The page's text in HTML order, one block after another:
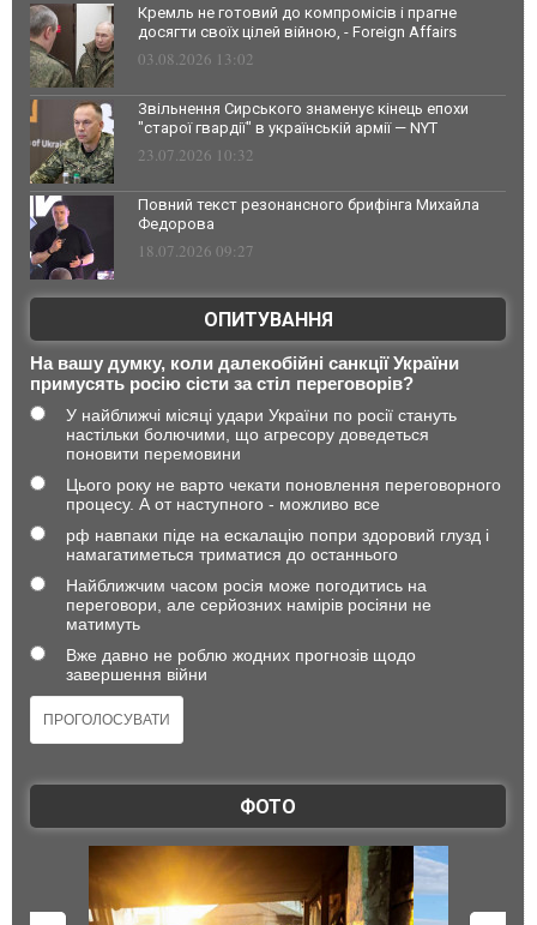
Кремль не готовий до компромісів і прагне
досягти своїх цілей війною, - Foreign Affairs
03.08.2026 13:02
Звільнення Сирського знаменує кінець епохи
"старої гвардії" в українській армії — NYT
23.07.2026 10:32
Повний текст резонансного брифінга Михайла
Федорова
18.07.2026 09:27
ОПИТУВАННЯ
На вашу думку, коли далекобійні санкції України
примусять росію сісти за стіл переговорів?
У найближчі місяці удари України по росії стануть
настільки болючими, що агресору доведеться
поновити перемовини
Цього року не варто чекати поновлення переговорного
процесу. А от наступного - можливо все
рф навпаки піде на ескалацію попри здоровий глузд і
намагатиметься триматися до останнього
Найближчим часом росія може погодитись на
переговори, але серйозних намірів росіяни не
матимуть
Вже давно не роблю жодних прогнозів щодо
завершення війни
ФОТО